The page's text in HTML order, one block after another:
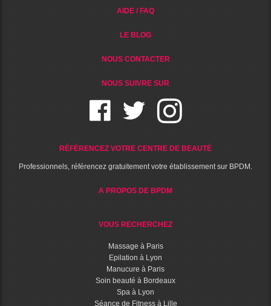
AIDE / FAQ
LE BLOG
NOUS CONTACTER
NOUS SUIVRE SUR
RÉFÉRENCEZ VOTRE CENTRE DE BEAUTÉ
Professionnels, référencez gratuitement votre établissement sur BPDM.
A PROPOS DE BPDM
VOUS RECHERCHEZ
Massage à Paris
Epilation à Lyon
Manucure à Paris
Soin beauté à Bordeaux
Spa à Lyon
Séance de Fitness à Lille